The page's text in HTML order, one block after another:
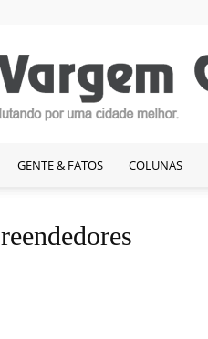
GENTE & FATOS COLUNAS